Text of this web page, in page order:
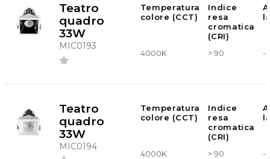
Teatro
quadro
33W
MIC0193
Temperatura
colore (CCT)
Indice
resa
cromatica
(CRI)
4000K > 90 -
Teatro
quadro
33W
MIC0194
Temperatura
colore (CCT)
Indice
resa
cromatica
(CRI)
4000K > 90 -